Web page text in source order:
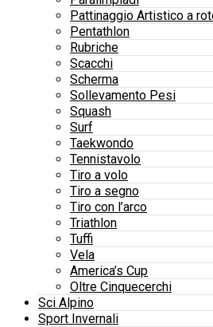
Pattinaggio Artistico a
Pentathlon
Rubriche
Scacchi
Scherma
Sollevamento Pesi
Squash
Surf
Taekwondo
Tennistavolo
Tiro a volo
Tiro a segno
Tiro con l’arco
Triathlon
Tuffi
Vela
America’s Cup
Oltre Cinquecerchi
Sci Alpino
Sport Invernali